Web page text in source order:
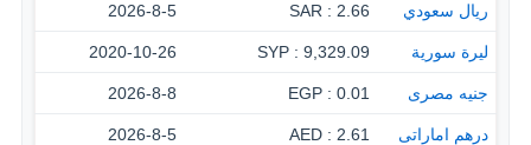
ريال سعودي 2.66 : SAR
2026-8-5
ليرة سورية 9,329.09 : SYP
2020-10-26
جنيه مصرى 0.01 : EGP
2026-8-8
درهم اماراتى 2.61 : AED
2026-8-5